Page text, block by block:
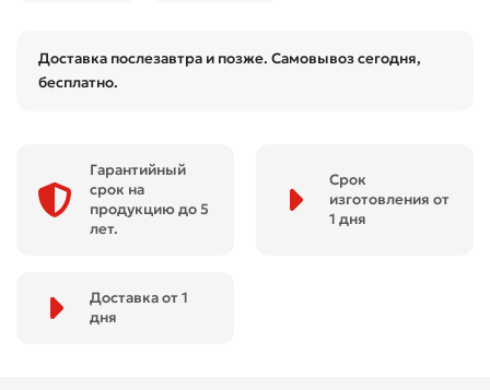
Доставка послезавтра и позже. Самовывоз сегодня,
бесплатно.
Гарантийный
срок на
продукцию до 5
лет.
Срок
изготовления от
1 дня
Доставка от 1
дня